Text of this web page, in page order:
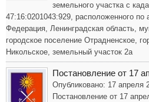
земельного участка с
47:16:0201043:929, расположенного по
Федерация, Ленинградская область,
городское поселение Отрадненское,
Никольское, земельный участок 2а
Постановление от 17
Опубликовано: 17 апреля
Постановление от 17